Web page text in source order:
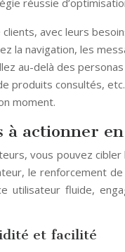
réussie
avec leurs
la navigation, les
au-delà des
consultés,
moment.
à actionner
vous pouvez
le renforcement
utilisateur fluide,
et facilité